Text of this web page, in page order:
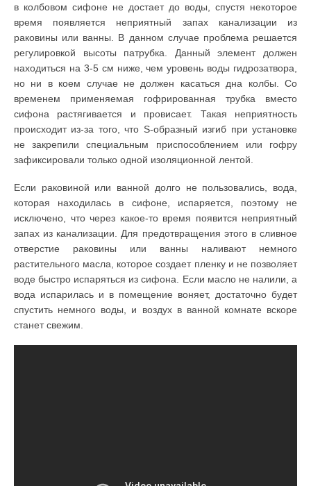
в колбовом сифоне не достает до воды, спустя некоторое
время появляется неприятный запах канализации из
раковины или ванны. В данном случае проблема решается
регулировкой высоты патрубка. Данный элемент должен
находиться на 3-5 см ниже, чем уровень воды гидрозатвора,
но ни в коем случае не должен касаться дна колбы. Со
временем применяемая гофрированная трубка вместо
сифона растягивается и провисает. Такая неприятность
происходит из-за того, что S-образный изгиб при установке
не закрепили специальным приспособлением или гофру
зафиксировали только одной изоляционной лентой.
Если раковиной или ванной долго не пользовались, вода,
которая находилась в сифоне, испаряется, поэтому не
исключено, что через какое-то время появится неприятный
запах из канализации. Для предотвращения этого в сливное
отверстие раковины или ванны наливают немного
растительного масла, которое создает пленку и не позволяет
воде быстро испаряться из сифона. Если масло не налили, а
вода испарилась и в помещение воняет, достаточно будет
спустить немного воды, и воздух в ванной комнате вскоре
станет свежим.